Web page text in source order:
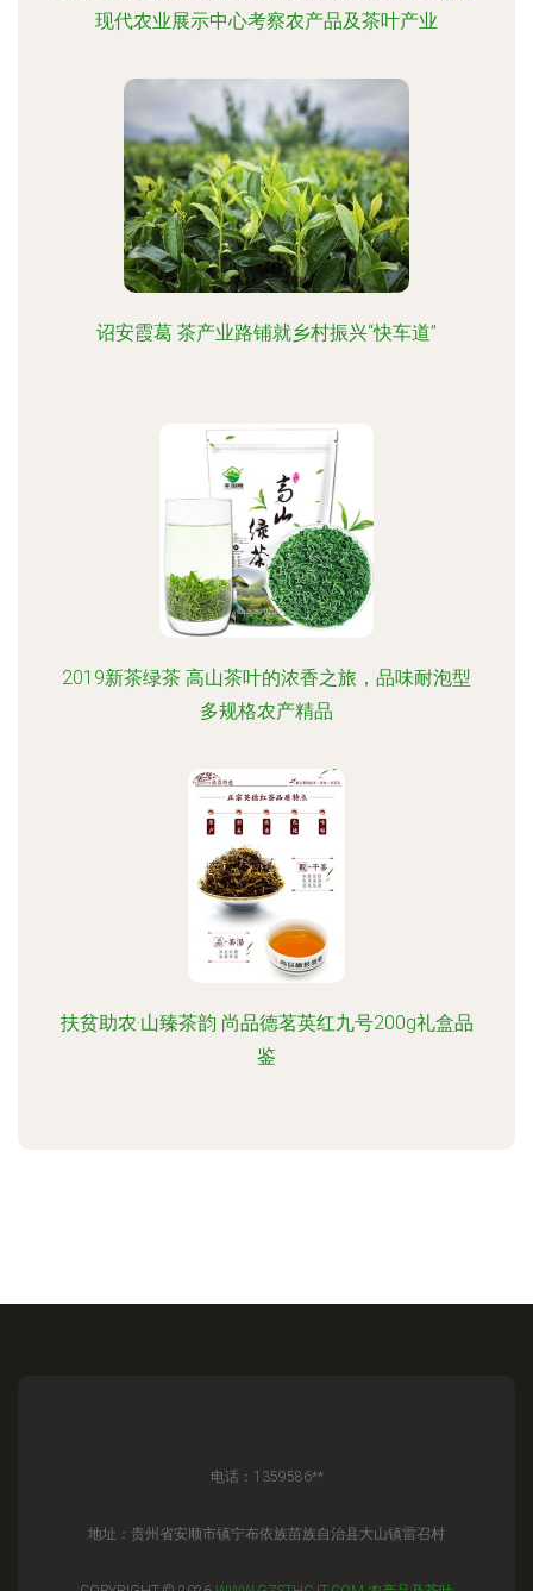
现代农业展示中心考察农产品及茶叶产业
诏安霞葛 茶产业路铺就乡村振兴“快车道”
2019新茶绿茶 高山茶叶的浓香之旅，品味耐泡型
多规格农产精品
扶贫助农·山臻茶韵 尚品德茗英红九号200g礼盒品
鉴
电话：1359586**
地址：贵州省安顺市镇宁布依族苗族自治县大山镇雷召村